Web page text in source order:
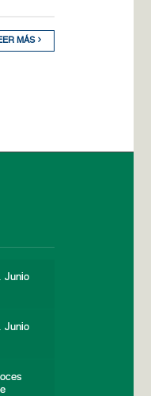
MÁS
Junio
Junio